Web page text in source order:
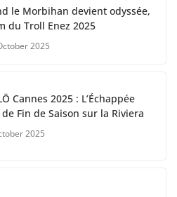
le Morbihan devient odyssée,
du Troll Enez 2025
2025
Cannes 2025 : L’Échappée
de Fin de Saison sur la Riviera
2025